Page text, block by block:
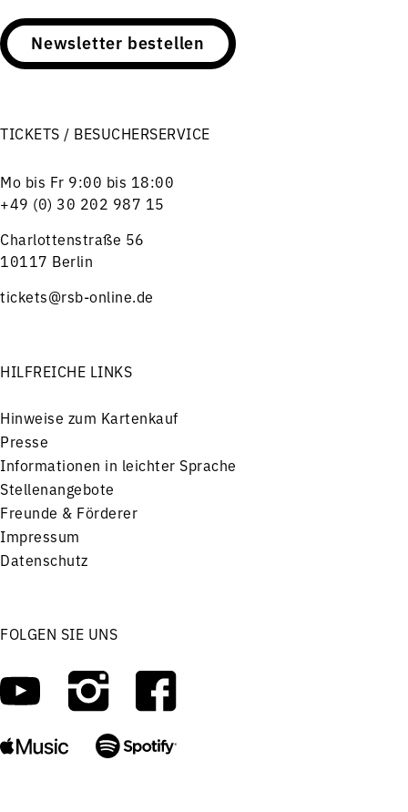
Newsletter bestellen
TICKETS / BESUCHERSERVICE
Mo bis Fr 9:00 bis 18:00
+49 (0) 30 202 987 15
Charlottenstraße 56
10117 Berlin
tickets@rsb-online.de
HILFREICHE LINKS
Hinweise zum Kartenkauf
Presse
Informationen in leichter Sprache
Stellenangebote
Freunde & Förderer
Impressum
Datenschutz
FOLGEN SIE UNS